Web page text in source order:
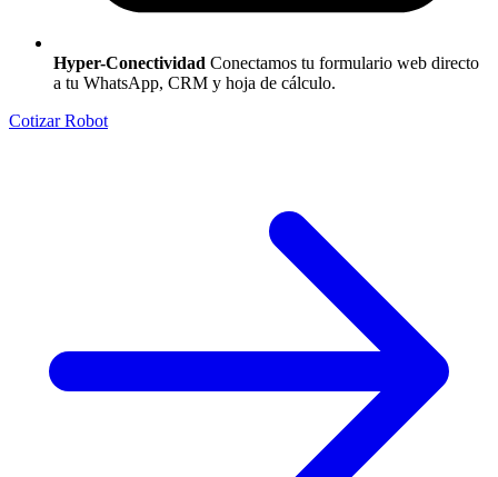
Hyper-Conectividad Conectamos tu formulario web directo
a tu WhatsApp, CRM y hoja de cálculo.
Cotizar Robot